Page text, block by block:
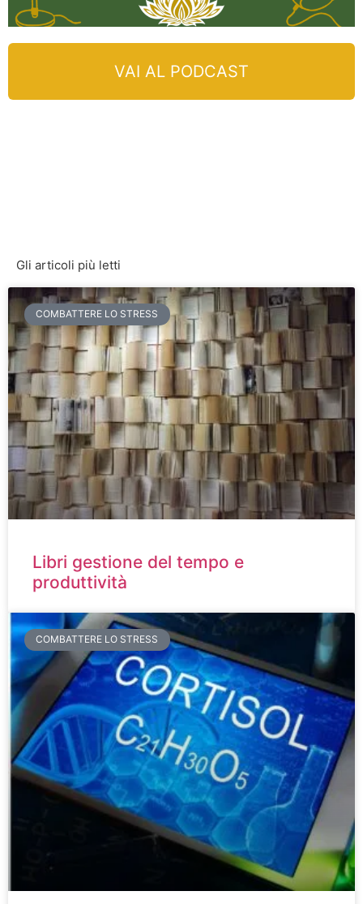
VAI AL PODCAST
Gli articoli più letti
COMBATTERE LO STRESS
Libri gestione del tempo e
produttività
COMBATTERE LO STRESS